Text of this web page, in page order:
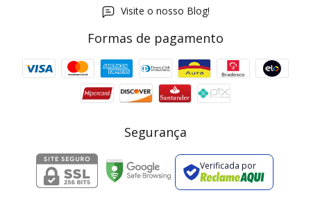
Visite o nosso Blog!
Formas de pagamento
Segurança
Verificada por
Cupom 1a compra: GANHE5
2 pecas 7% OFF